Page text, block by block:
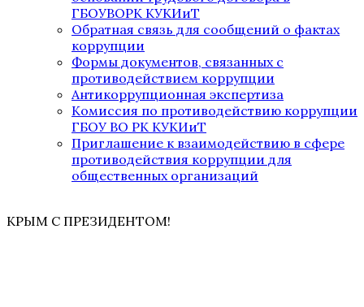
ГБОУВОРК КУКИиТ
Обратная связь для сообщений о фактах
коррупции
Формы документов, связанных с
противодействием коррупции
Антикоррупционная экспертиза
Комиссия по противодействию коррупции
ГБОУ ВО РК КУКИиТ
Приглашение к взаимодействию в сфере
противодействия коррупции для
общественных организаций
КРЫМ С ПРЕЗИДЕНТОМ!